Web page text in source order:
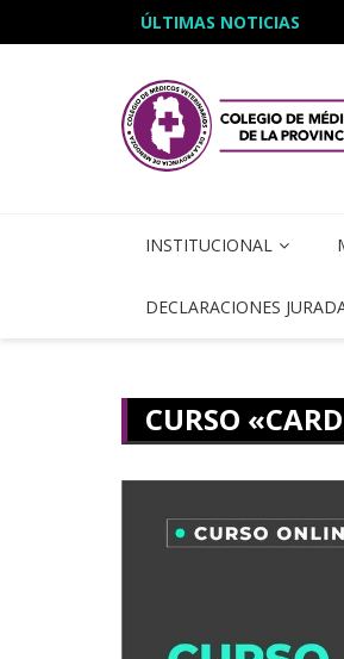
ÚLTIMAS NOTICIAS
INSTITUCIONAL
DECLARACIONES
CURSO